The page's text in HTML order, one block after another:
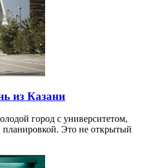
из Казани
город с университетом,
Это не открытый